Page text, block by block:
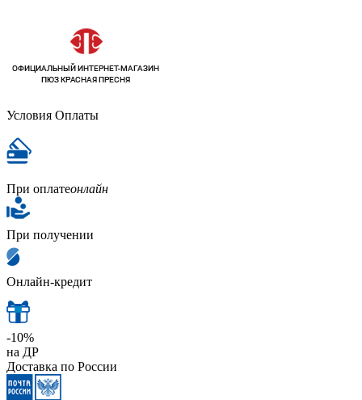
Условия Оплаты
При оплатеонлайн
При получении
Онлайн-кредит
-10%
на ДР
Доставка по России